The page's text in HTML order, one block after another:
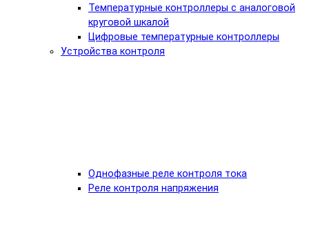
Температурные контроллеры с аналоговой
круговой шкалой
Цифровые температурные контроллеры
Устройства контроля
Однофазные реле контроля тока
Реле контроля напряжения